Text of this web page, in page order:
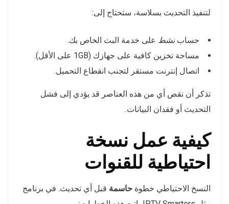
لتنفيذ التحديث بسلاسة، ستحتاج إلى:
حسابنشط على خدمة البث الخاص بك.
مساحة تخزين كافية على جهازك (1GB على الأقل).
اتصال إنترنت مستقر لتجنب انقطاع التحميل.
تذكر أن نقص أي من هذه العناصر قد يؤدي إلى فشل
التحديث أو فقدان البيانات.
كيفية عمل نسخة
احتياطية للقنوات
النسخ الاحتياطي خطوة حاسمة قبل أي تحديث. في برنامج